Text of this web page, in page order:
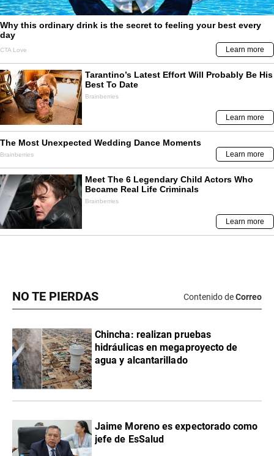
NO TE PIERDAS Contenido deCorreo
Chincha: realizan pruebas
hidráulicas en megaproyecto de
agua y alcantarillado
Jaime Moreno es expectorado como
jefe de EsSalud